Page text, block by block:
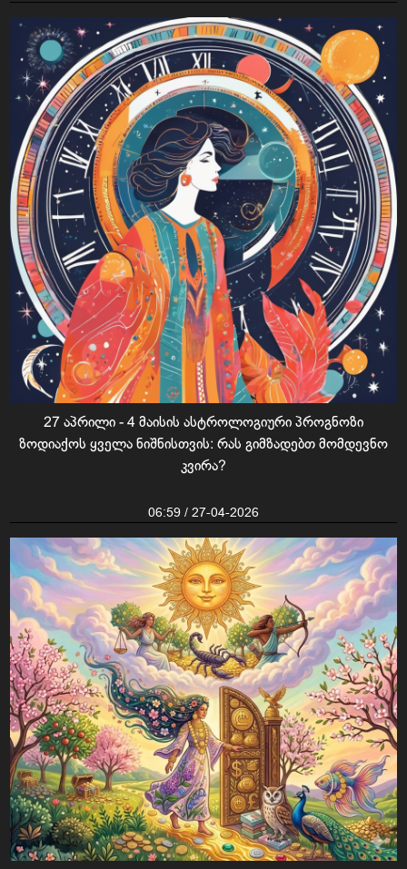
27 აპრილი - 4 მაისის ასტროლოგიური პროგნოზი
ზოდიაქოს ყველა ნიშნისთვის: რას გიმზადებთ მომდევნო
კვირა?
06:59 / 27-04-2026